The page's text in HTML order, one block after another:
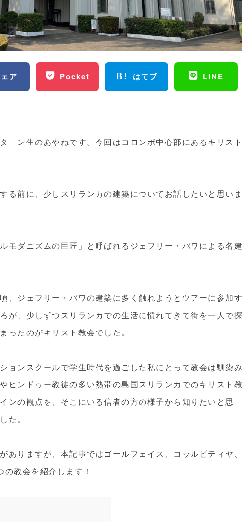
ア Pocket はてブ LINE
ーン生のあやねです。今回はコロンボ中心部にあるキリスト
る前に、少しスリランカの建築についてお話したいと思いま
モダニズムの巨匠」と呼ばれるジェフリー・バワによる名建
、ジェフリー・バワの建築に多く触れようとツアーに参加す
が、少しずつスリランカでの生活に慣れてきて街を一人で探
ったのがキリスト教会でした。
ョンスクールで学生時代を過ごした私にとって教会は馴染み
ヒンドゥー教徒の多い熱帯の島国スリランカでのキリスト教
ンの観点を、そこにいる信者の方の様子から知りたいと思
た。
ありますが、本記事ではゴールフェイス、コッルピティヤ、
教会を紹介します！